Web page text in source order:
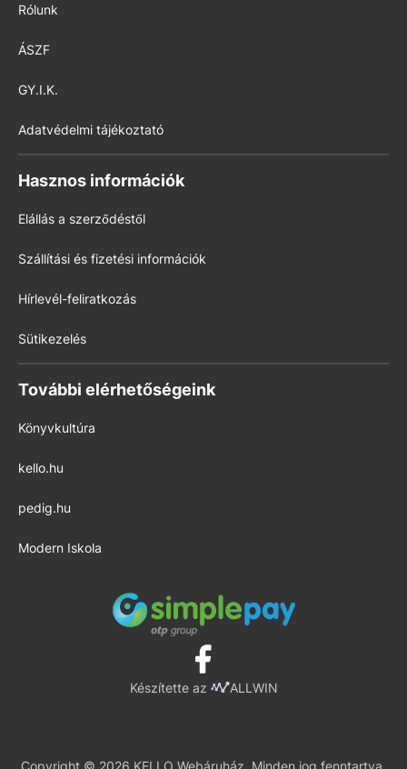
Rólunk
ÁSZF
GY.I.K.
Adatvédelmi tájékoztató
Hasznos információk
Elállás a szerződéstől
Szállítási és fizetési információk
Hírlevél-feliratkozás
Sütikezelés
További elérhetőségeink
Könyvkultúra
kello.hu
pedig.hu
Modern Iskola
Készítette az ALLWIN
Copyright © 2026 KELLO Webáruház. Minden jog fenntartva.